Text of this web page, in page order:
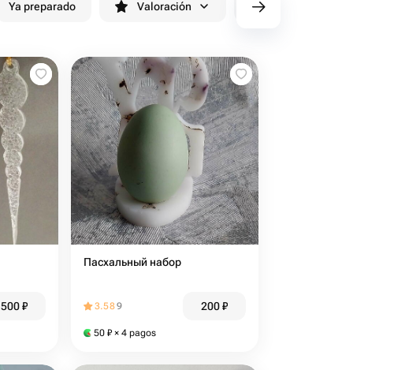
Ya preparado Valoración cv/filters/name_fast_delivery
500₽
Пасхальный набор
3.589 200₽
50 ₽ × 4 pagos